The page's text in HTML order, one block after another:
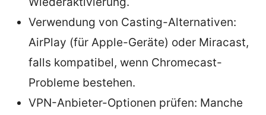
Verwendung von Casting-Alternativen:
AirPlay (für Apple-Geräte) oder Miracast,
falls kompatibel, wenn Chromecast-
Probleme bestehen.
VPN-Anbieter-Optionen prüfen: Manche